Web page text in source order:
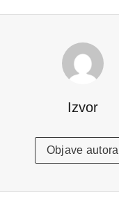
Izvor
Objave autora